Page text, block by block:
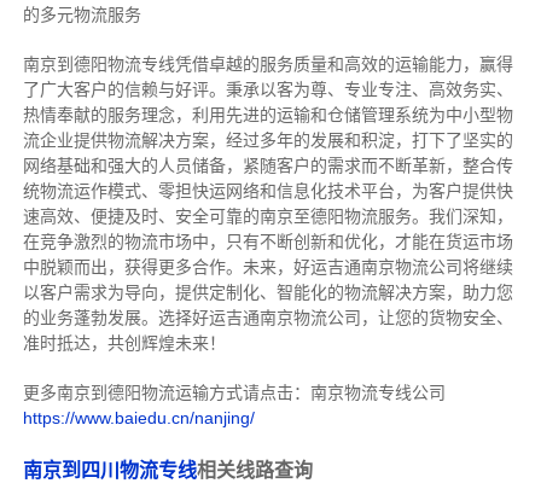
的多元物流服务
南京到德阳物流专线凭借卓越的服务质量和高效的运输能力，赢得
了广大客户的信赖与好评。 秉承以客为尊、专业专注、高效务实、
热情奉献的服务理念，利用先进的运输和仓储管理系统为中小型物
流企业提供物流解决方案，经过多年的发展和积淀，打下了坚实的
网络基础和强大的人员储备，紧随客户的需求而不断革新，整合传
统物流运作模式、零担快运网络和信息化技术平台，为客户提供快
速高效、便捷及时、安全可靠的南京至德阳物流服务。 我们深知，
在竞争激烈的物流市场中，只有不断创新和优化，才能在货运市场
中脱颖而出，获得更多合作。 未来，好运吉通南京物流公司将继续
以客户需求为导向，提供定制化、智能化的物流解决方案，助力您
的业务蓬勃发展。选择好运吉通南京物流公司，让您的货物安全、
准时抵达，共创辉煌未来！
更多南京到德阳物流运输方式请点击：南京物流专线公司
https://www.baiedu.cn/nanjing/
南京到四川物流专线相关线路查询